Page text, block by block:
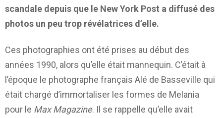
scandale depuis que le New York Post a diffusé des
photos un peu trop révélatrices d’elle.
Ces photographies ont été prises au début des
années 1990, alors qu’elle était mannequin. C’était à
l’époque le photographe français Alé de Basseville qui
était chargé d’immortaliser les formes de Melania
pour le Max Magazine. Il se rappelle qu’elle avait